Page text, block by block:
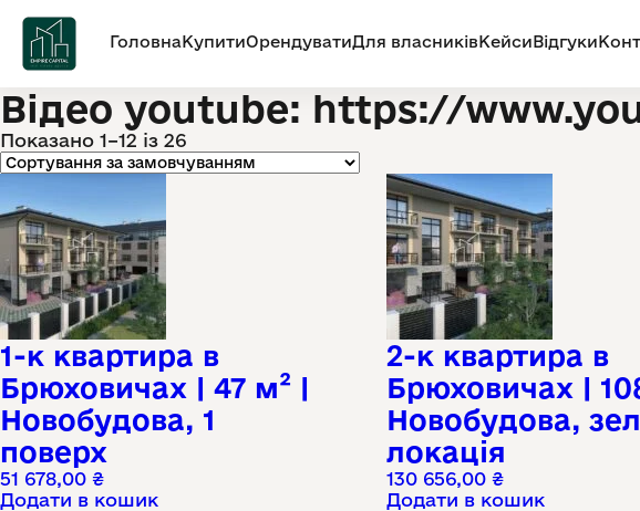
ГоловнаКупитиОрендуватиДля власниківКейсиВідгуки
Відео youtube: https://
Показано 1–12 із 26
1-к квартира в
Брюховичах | 47 м² |
Новобудова, 1
поверх
51 678,00 ₴
Додати в кошик
2-к квартира в
Брюховичах |
Новобудова,
локація
130 656,00 ₴
Додати в кошик